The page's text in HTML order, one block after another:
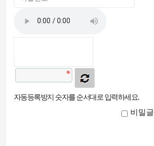
자동등록방지 숫자를 순서대로 입력하세요.
비밀글